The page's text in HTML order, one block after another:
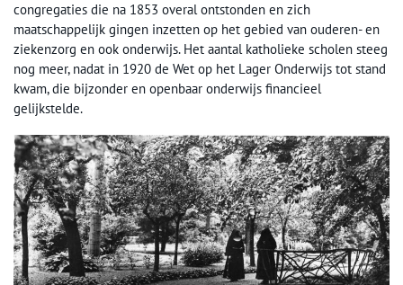
congregaties die na 1853 overal ontstonden en zich
maatschappelijk gingen inzetten op het gebied van ouderen- en
ziekenzorg en ook onderwijs. Het aantal katholieke scholen steeg
nog meer, nadat in 1920 de Wet op het Lager Onderwijs tot stand
kwam, die bijzonder en openbaar onderwijs financieel
gelijkstelde.